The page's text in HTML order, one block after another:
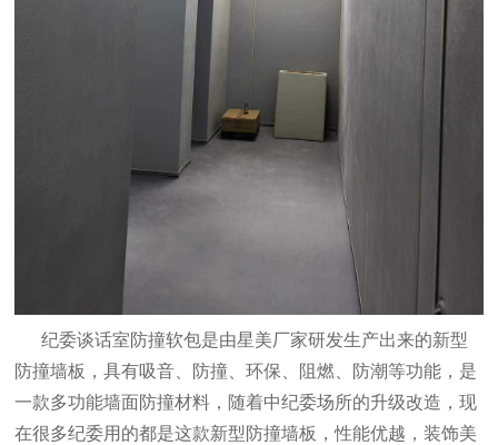
纪委谈话室防撞软包是由星美厂家研发生产出来的新型
防撞墙板，具有吸音、防撞、环保、阻燃、防潮等功能，是
一款多功能墙面防撞材料，随着中纪委场所的升级改造，现
在很多纪委用的都是这款新型防撞墙板，性能优越，装饰美